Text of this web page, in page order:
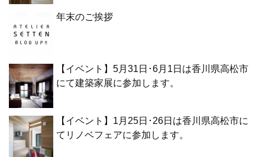
年末のご挨拶
【イベント】5月31日･6月1日は香川県高松市
にて建築家展に参加します。
【イベント】1月25日･26日は香川県高松市に
てリノベフェアに参加します。